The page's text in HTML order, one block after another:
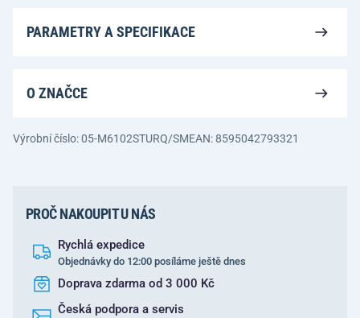
PARAMETRY A SPECIFIKACE
O ZNAČCE
Výrobní číslo: 05-M6102STURQ/SMEAN: 8595042793321
PROČ NAKOUPIT U NÁS
Rychlá expedice
Objednávky do 12:00 posíláme ještě dnes
Doprava zdarma od 3 000 Kč
Česká podpora a servis